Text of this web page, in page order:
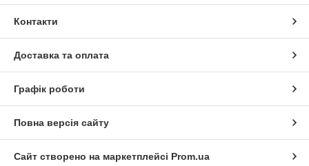
Контакти
Доставка та оплата
Графік роботи
Повна версія сайту
Сайт створено на маркетплейсі Prom.ua